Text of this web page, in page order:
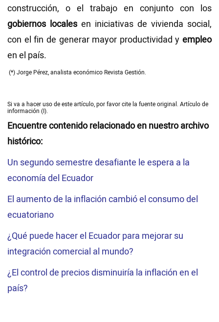
construcción, o el trabajo en conjunto con los
gobiernos locales en iniciativas de vivienda social,
con el fin de generar mayor productividad y empleo
en el país.
(*) Jorge Pérez, analista económico Revista Gestión.
Si va a hacer uso de este artículo, por favor cite la fuente original. Artículo de
información (I).
Encuentre contenido relacionado en nuestro archivo
histórico:
Un segundo semestre desafiante le espera a la
economía del Ecuador
El aumento de la inflación cambió el consumo del
ecuatoriano
¿Qué puede hacer el Ecuador para mejorar su
integración comercial al mundo?
¿El control de precios disminuiría la inflación en el
país?